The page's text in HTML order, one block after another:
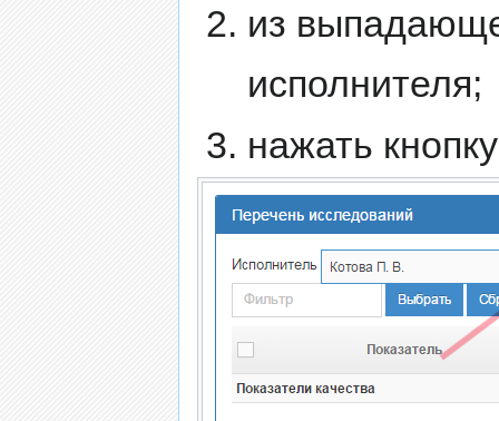
из
исполнителя;
нажать